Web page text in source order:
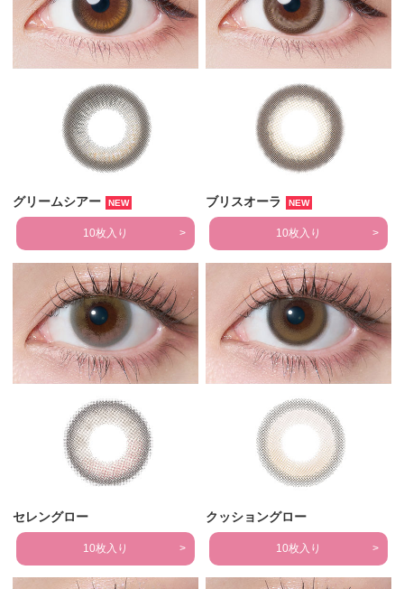
グリームシアー NEW
10枚入り
ブリスオーラ NEW
10枚入り
セレングロー
10枚入り
クッショングロー
10枚入り